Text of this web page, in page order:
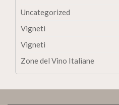
Uncategorized
Vigneti
Vigneti
Zone del Vino Italiane